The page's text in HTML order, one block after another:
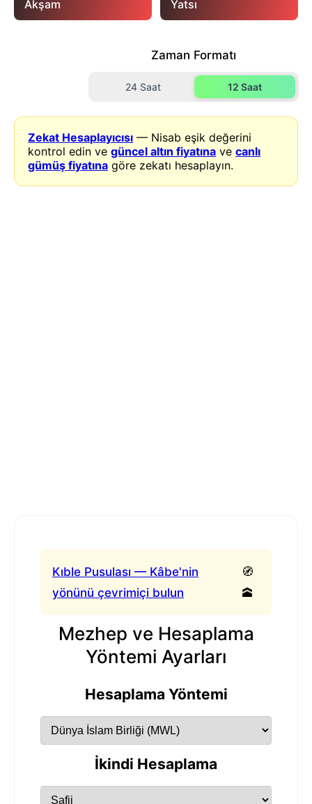
Akşam Yatsı
Zaman Formatı
24 Saat 12 Saat
Zekat Hesaplayıcısı — Nisab eşik değerini
kontrol edin vegüncel altın fiyatına vecanlı
gümüş fiyatına göre zekatı hesaplayın.
Kıble Pusulası — Kâbe'nin
yönünü çevrimiçi bulun
🧭
🕋
Mezhep ve Hesaplama
Yöntemi Ayarları
Hesaplama Yöntemi
İkindi Hesaplama